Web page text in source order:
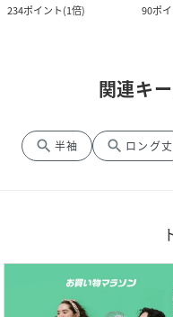
234ポイント(1倍) 90ポ
関連キ
search 半袖 search ロング丈